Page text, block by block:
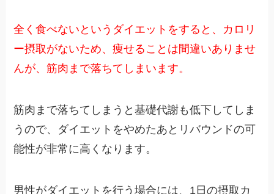
全く食べないというダイエットをすると、カロリ
ー摂取がないため、痩せることは間違いありませ
んが、筋肉まで落ちてしまいます。
筋肉まで落ちてしまうと基礎代謝も低下してしま
うので、ダイエットをやめたあとリバウンドの可
能性が非常に高くなります。
男性がダイエットを行う場合には、1日の摂取カ